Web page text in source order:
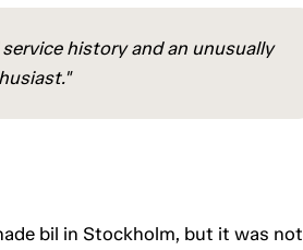
history and an unusually
bil in Stockholm, but it was not